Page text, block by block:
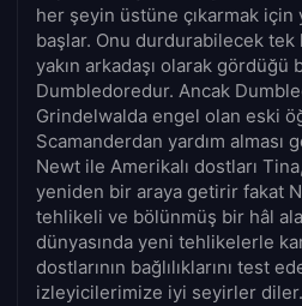
her şeyin üstüne çıkarmak için
başlar. Onu durdurabilecek tek
yakın arkadaşı olarak gördüğü
Dumbledoredur. Ancak
Grindelwalda engel olan eski
Scamanderdan yardım alması
Newt ile Amerikalı dostları
yeniden bir araya getirir fakat
tehlikeli ve bölünmüş bir hâl
dünyasında yeni tehlikelerle
dostlarının bağlılıklarını test
izleyicilerimize iyi seyirler diler.